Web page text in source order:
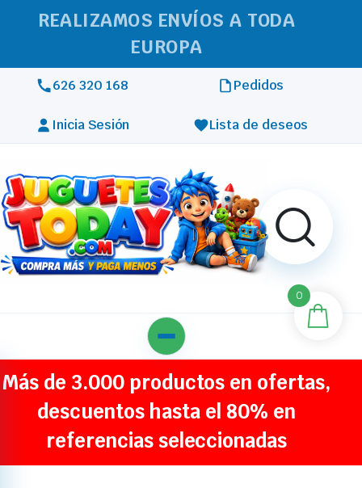
REALIZAMOS ENVÍOS A TODA
EUROPA
626 320 168 Pedidos
Inicia Sesión Lista de deseos
Más de 3.000 productos en ofertas,
descuentos hasta el 80% en
referencias seleccionadas
0